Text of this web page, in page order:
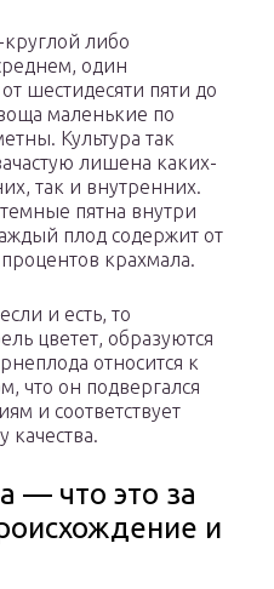
круглой либо
один
шестидесяти пяти до
маленькие по
Культура так
лишена каких-
так и внутренних.
пятна внутри
плод содержит от
крахмала.
и есть, то
цветет, образуются
относится к
что он подвергался
и соответствует
качества.
— что это за
и